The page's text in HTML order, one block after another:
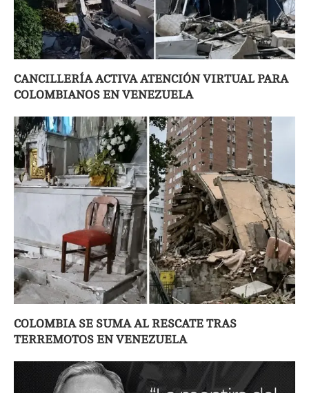
CANCILLERÍA ACTIVA ATENCIÓN VIRTUAL PARA
COLOMBIANOS EN VENEZUELA
COLOMBIA SE SUMA AL RESCATE TRAS
TERREMOTOS EN VENEZUELA